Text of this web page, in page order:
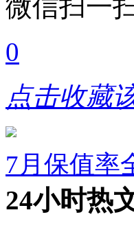
微信扫一
0
点击收藏
7月保值率
24小时热